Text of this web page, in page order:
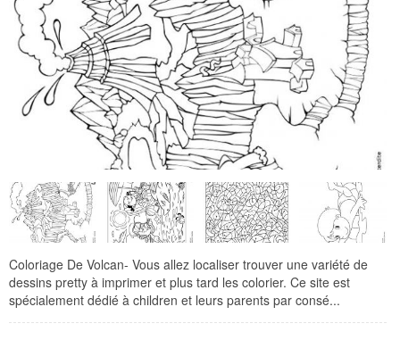
Coloriage De Volcan- Vous allez localiser trouver une variété de
dessins pretty à imprimer et plus tard les colorier. Ce site est
spécialement dédié à children et leurs parents par consé...